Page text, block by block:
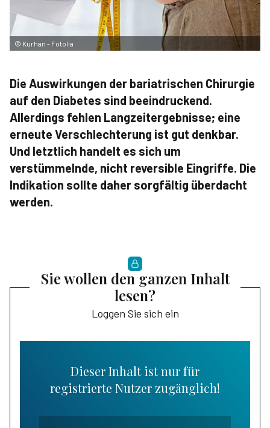
© Kurhan - Fotolia
Die Auswirkungen der bariatrischen Chirurgie
auf den Diabetes sind beeindruckend.
Allerdings fehlen Langzeitergebnisse; eine
erneute Verschlechterung ist gut denkbar.
Und letztlich handelt es sich um
verstümmelnde, nicht reversible Eingriffe. Die
Indikation sollte daher sorgfältig überdacht
werden.
Sie wollen den ganzen Inhalt
lesen?
Loggen Sie sich ein
Dieser Inhalt ist nur für
registrierte Nutzer zugänglich!